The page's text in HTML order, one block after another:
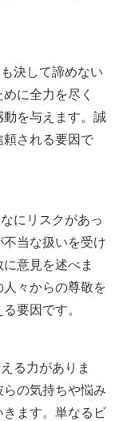
決して諦めない
に全力を尽く
を与えます。誠
される要因で
にリスクがあっ
当な扱いを受け
意見を述べま
々からの尊敬を
要因です。
る力がありま
の気持ちや悩み
ます。単なるビ